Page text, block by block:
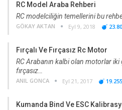
RC Model Araba Rehberi
RC modelciliğin temellerini bu
GÖKAY AKTAN Eyl 9, 2018
Fırçalı Ve Fırçasız Rc Motor
RC Arabanın kalbi olan motorlar iki
fırçasız…
ANIL GONCA Eyl 21, 2017 19.255
Kumanda Bind Ve ESC